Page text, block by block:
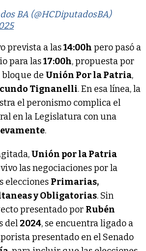
BA (@HCDiputadosBA)
prevista a las14:00h pero pasó a
para las17:00h, propuesta por
de Unión Por la Patria,
Tignanelli. En esa línea, la
el peronismo complica el
en la Legislatura con una
.
Unión por la Patria
las negociaciones por la
elecciones Primarias,
y Obligatorias. Sin
presentado por Rubén
del 2024, se encuentra ligado a
presentado en el Senado